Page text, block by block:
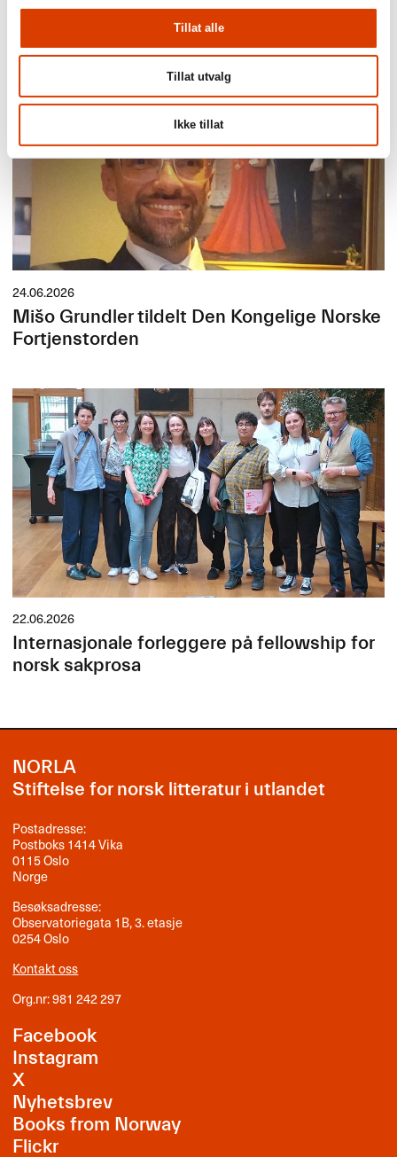
Tillat alle
Tillat utvalg
Ikke tillat
Lucy Moffatt - Månedens oversetter
24.06.2026
Mišo Grundler tildelt Den Kongelige Norske
Fortjenstorden
22.06.2026
Internasjonale forleggere på fellowship for
norsk sakprosa
NORLA
Stiftelse for norsk litteratur i utlandet
Postadresse:
Postboks 1414 Vika
0115 Oslo
Norge
Besøksadresse:
Observatoriegata 1B, 3. etasje
0254 Oslo
Kontakt oss
Org.nr: 981 242 297
Facebook
Instagram
X
Nyhetsbrev
Books from Norway
Flickr